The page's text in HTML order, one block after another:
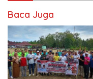
Baca Juga